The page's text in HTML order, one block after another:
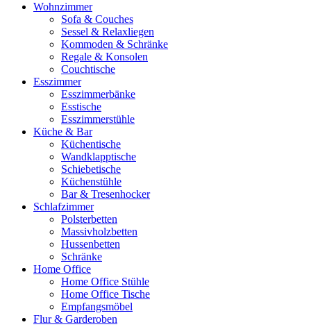
Wohnzimmer
Sofa & Couches
Sessel & Relaxliegen
Kommoden & Schränke
Regale & Konsolen
Couchtische
Esszimmer
Esszimmerbänke
Esstische
Esszimmerstühle
Küche & Bar
Küchentische
Wandklapptische
Schiebetische
Küchenstühle
Bar & Tresenhocker
Schlafzimmer
Polsterbetten
Massivholzbetten
Hussenbetten
Schränke
Home Office
Home Office Stühle
Home Office Tische
Empfangsmöbel
Flur & Garderoben